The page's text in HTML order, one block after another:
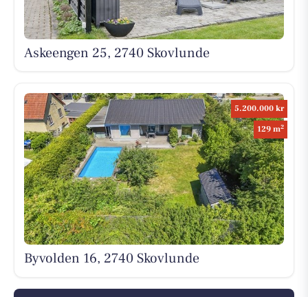
Askeengen 25, 2740 Skovlunde
5.200.000 kr
129 m2
Byvolden 16, 2740 Skovlunde